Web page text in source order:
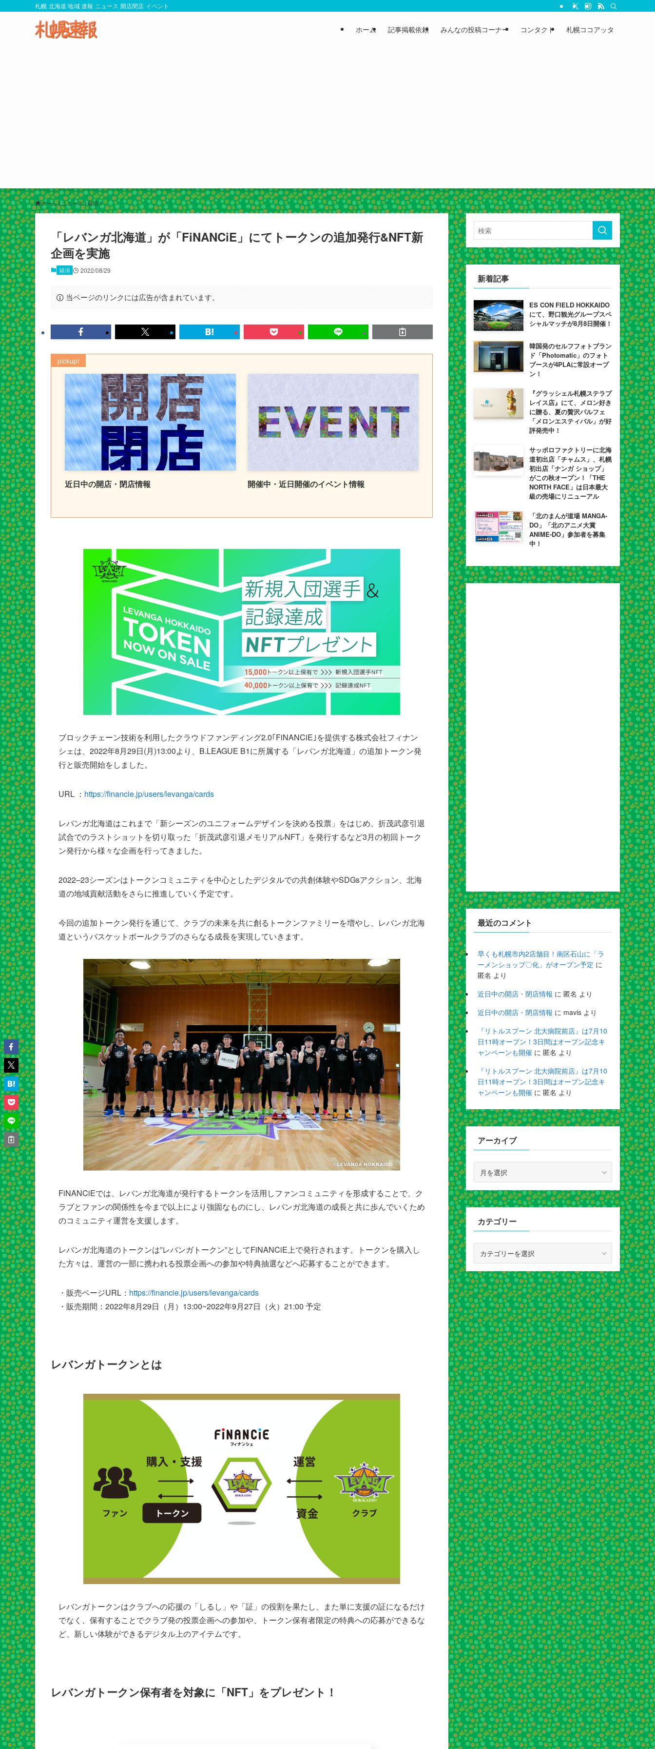
札幌 北海道 地域 速報 ニュース 開店閉店 イベント
ホーム 記事掲載依頼 みんなの投稿コーナー コンタクト 札幌ココアッタ
ホーム ニュース 経済
「レバンガ北海道」が「FiNANCiE」にてトークンの追加発行&NFT新
企画を実施
経済 2022/08/29
当ページのリンクには広告が含まれています。
pickup!
近日中の開店・閉店情報 開催中・近日開催のイベント情報
ブロックチェーン技術を利用したクラウドファンディング2.0｢FiNANCiE｣を提供する株式会社フィナン
シェは、2022年8月29日(月)13:00より、B.LEAGUE B1に所属する「レバンガ北海道」の追加トークン発
行と販売開始をしました。
URL ： https://financie.jp/users/levanga/cards
レバンガ北海道はこれまで「新シーズンのユニフォームデザインを決める投票」をはじめ、折茂武彦引退
試合でのラストショットを切り取った「折茂武彦引退メモリアルNFT」を発行するなど3月の初回トーク
ン発行から様々な企画を行ってきました。
2022–23シーズンはトークンコミュニティを中心としたデジタルでの共創体験やSDGsアクション、北海
道の地域貢献活動をさらに推進していく予定です。
今回の追加トークン発行を通じて、クラブの未来を共に創るトークンファミリーを増やし、レバンガ北海
道というバスケットボールクラブのさらなる成長を実現していきます。
FiNANCiEでは、レバンガ北海道が発行するトークンを活用しファンコミュニティを形成することで、ク
ラブとファンの関係性を今まで以上により強固なものにし、レバンガ北海道の成長と共に歩んでいくため
のコミュニティ運営を支援します。
レバンガ北海道のトークンは”レバンガトークン”としてFiNANCiE上で発行されます。トークンを購入し
た方々は、運営の一部に携われる投票企画への参加や特典抽選などへ応募することができます。
・販売ページURL： https://financie.jp/users/levanga/cards
・販売期間：2022年8月29日（月）13:00~2022年9月27日（火）21:00 予定
レバンガトークンとは
レバンガトークンはクラブへの応援の「しるし」や「証」の役割を果たし、また単に支援の証になるだけ
でなく、保有することでクラブ発の投票企画への参加や、トークン保有者限定の特典への応募ができるな
ど、新しい体験ができるデジタル上のアイテムです。
レバンガトークン保有者を対象に「NFT」をプレゼント！
新着記事
ES CON FIELD HOKKAIDO
にて、野口観光グループスペ
シャルマッチが8月8日開催！
韓国発のセルフフォトブラン
ド「Photomatic」のフォト
ブースが4PLAに常設オープ
ン！
『グラッシェル札幌ステラプ
レイス店』にて、メロン好き
に贈る、夏の贅沢パルフェ
「メロンエスティバル」が好
評発売中！
サッポロファクトリーに北海
道初出店「チャムス」、札幌
初出店「ナンガ ショップ」
がこの秋オープン！「THE
NORTH FACE」は日本最大
級の売場にリニューアル
「北のまんが道場 MANGA-
DO」「北のアニメ大賞
ANIME-DO」参加者を募集
中！
最近のコメント
早くも札幌市内2店舗目！南区石山に「ラ
ーメンショップ〇化」がオープン予定 に
匿名 より
近日中の開店・閉店情報 に 匿名 より
近日中の開店・閉店情報 に mavis より
『リトルスプーン 北大病院前店』は7月10
日11時オープン！3日間はオープン記念キ
ャンペーンも開催 に 匿名 より
『リトルスプーン 北大病院前店』は7月10
日11時オープン！3日間はオープン記念キ
ャンペーンも開催 に 匿名 より
アーカイブ
カ
イ
ブ
カテゴリー
ゴ
リ
ー